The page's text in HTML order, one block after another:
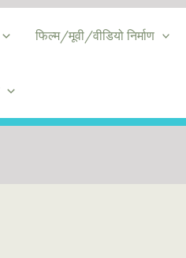
फिल्म/मूवी/वीडियो निर्माण